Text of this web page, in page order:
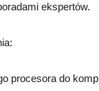
ekspertów.
procesora do